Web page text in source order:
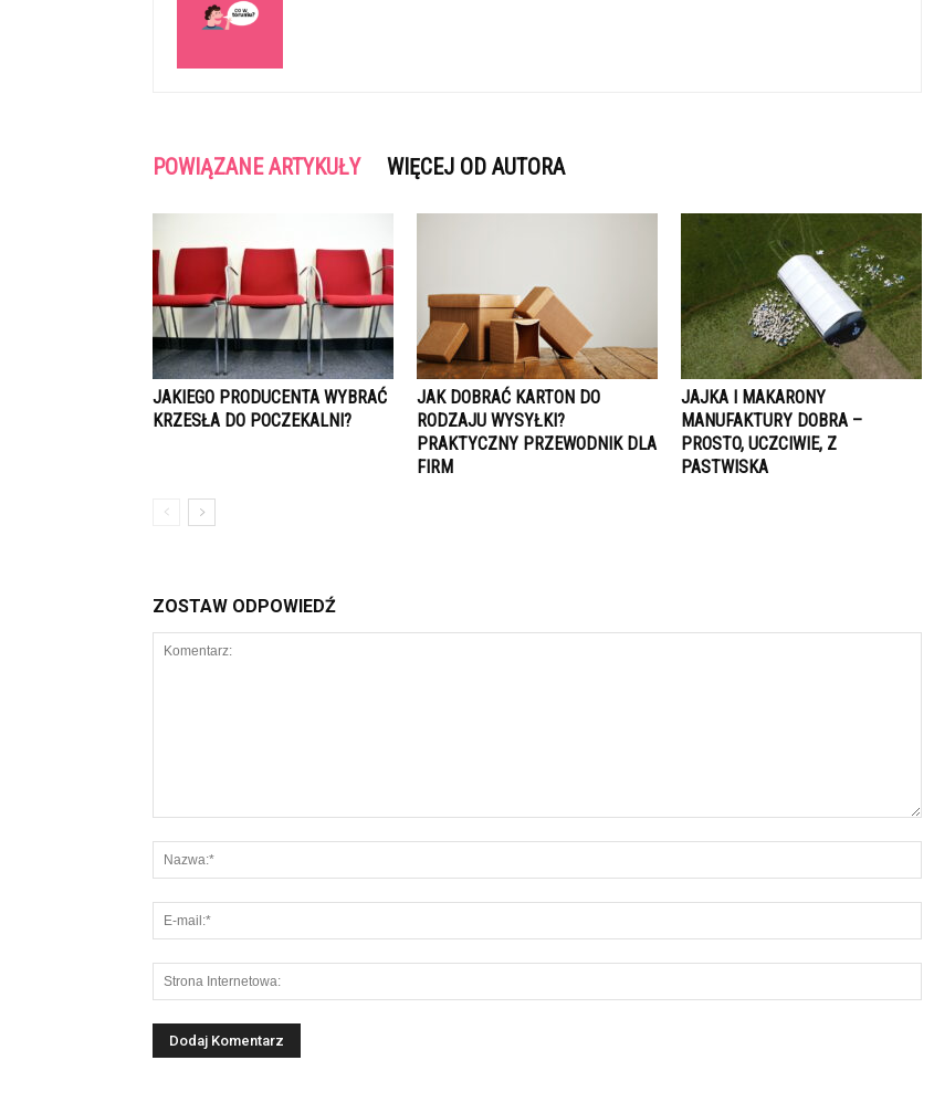
POWIĄZANE ARTYKUŁY WIĘCEJ OD AUTORA
JAKIEGO PRODUCENTA WYBRAĆ
KRZESŁA DO POCZEKALNI?
JAK DOBRAĆ KARTON DO
RODZAJU WYSYŁKI?
PRAKTYCZNY PRZEWODNIK DLA
FIRM
JAJKA I MAKARONY
MANUFAKTURY DOBRA –
PROSTO, UCZCIWIE, Z
PASTWISKA
ZOSTAW ODPOWIEDŹ